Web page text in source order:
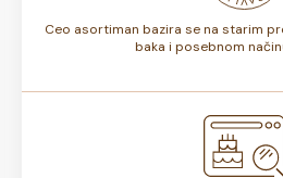
Ceo asortiman bazira se na starim
baka i posebnom